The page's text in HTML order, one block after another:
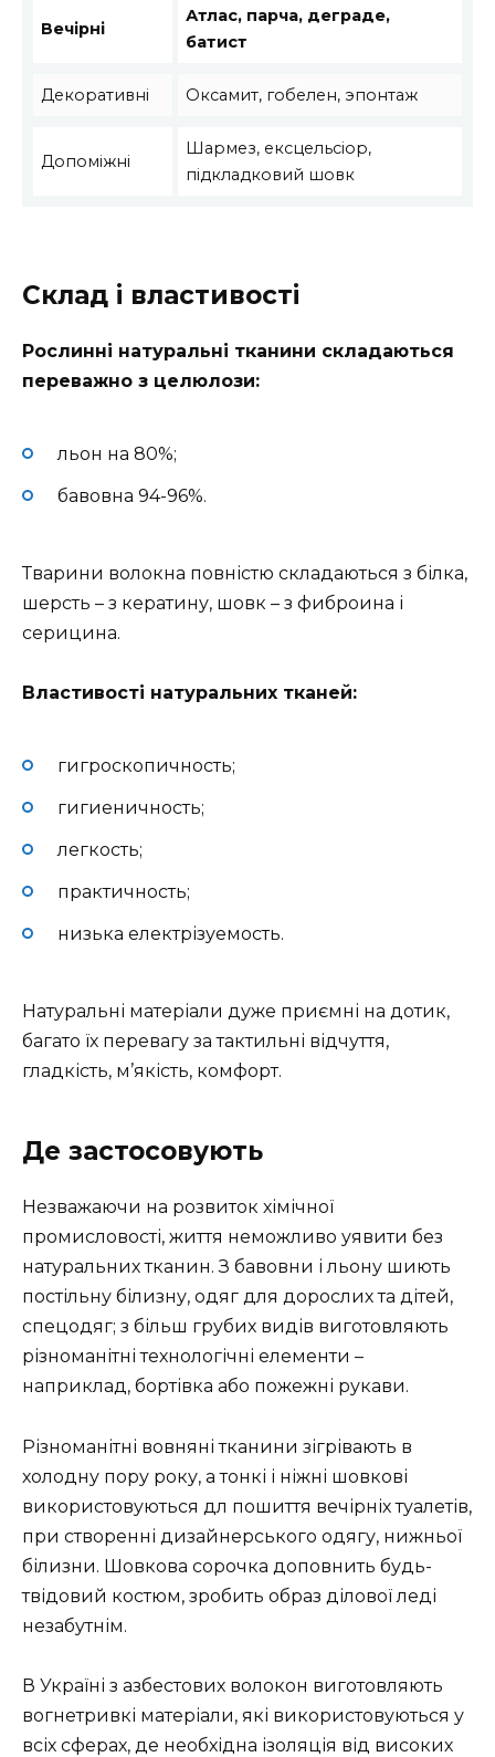
Вечірні
Атлас, парча, деграде,
батист
Декоративні Оксамит, гобелен, эпонтаж
Допоміжні
Шармез, ексцельсіор,
підкладковий шовк
Склад і властивості
Рослинні натуральні тканини складаються
переважно з целюлози:
льон на 80%;
бавовна 94-96%.
Тварини волокна повністю складаються з білка,
шерсть – з кератину, шовк – з фиброина і
серицина.
Властивості натуральних тканей:
гигроскопичность;
гигиеничность;
легкость;
практичность;
низька електрізуемость.
Натуральні матеріали дуже приємні на дотик,
багато їх перевагу за тактильні відчуття,
гладкість, м’якість, комфорт.
Де застосовують
Незважаючи на розвиток хімічної
промисловості, життя неможливо уявити без
натуральних тканин. З бавовни і льону шиють
постільну білизну, одяг для дорослих та дітей,
спецодяг; з більш грубих видів виготовляють
різноманітні технологічні елементи –
наприклад, бортівка або пожежні рукави.
Різноманітні вовняні тканини зігрівають в
холодну пору року, а тонкі і ніжні шовкові
використовуються дл пошиття вечірніх туалетів,
при створенні дизайнерського одягу, нижньої
білизни. Шовкова сорочка доповнить будь-
твідовий костюм, зробить образ ділової леді
незабутнім.
В Україні з азбестових волокон виготовляють
вогнетривкі матеріали, які використовуються у
всіх сферах, де необхідна ізоляція від високих